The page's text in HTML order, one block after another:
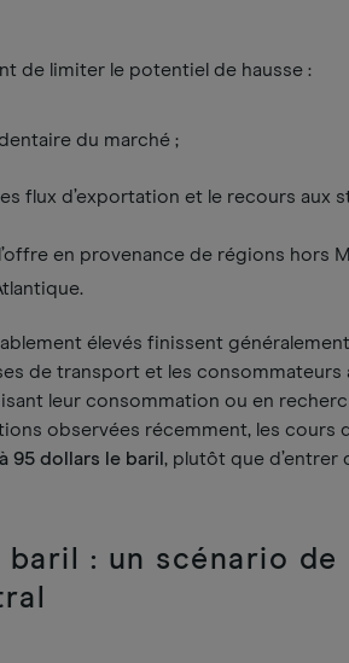
de limiter le potentiel de hausse :
du marché ;
flux d’exportation et le recours aux
en provenance de régions hors
élevés finissent
de transport et les
leur consommation ou en
observées récemment, les
95 dollars le baril, plutôt que d’entrer
baril : un scénario de